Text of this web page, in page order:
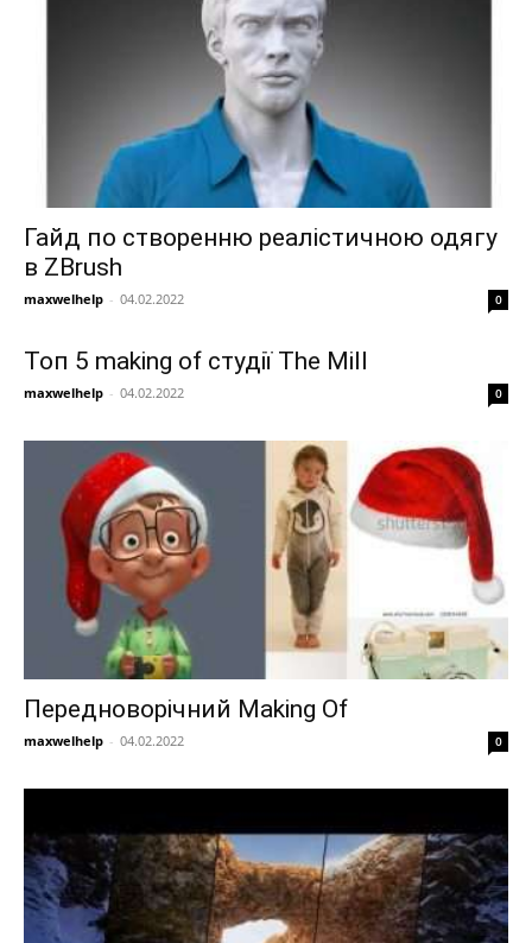
Гайд по створенню реалістичною одягу
в ZBrush
maxwelhelp - 04.02.2022 0
Топ 5 making of студії The Mill
maxwelhelp - 04.02.2022 0
Передноворічний Making Of
maxwelhelp - 04.02.2022 0